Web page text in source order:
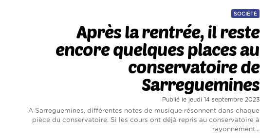
SOCIÉTÉ
Après la rentrée, il reste
encore quelques places au
conservatoire de
Sarreguemines
Publié le jeudi 14 septembre 2023
A Sarreguemines, différentes notes de musique résonnent dans chaque
pièce du conservatoire. Si les cours ont déjà repris au conservatoire à
rayonnement...